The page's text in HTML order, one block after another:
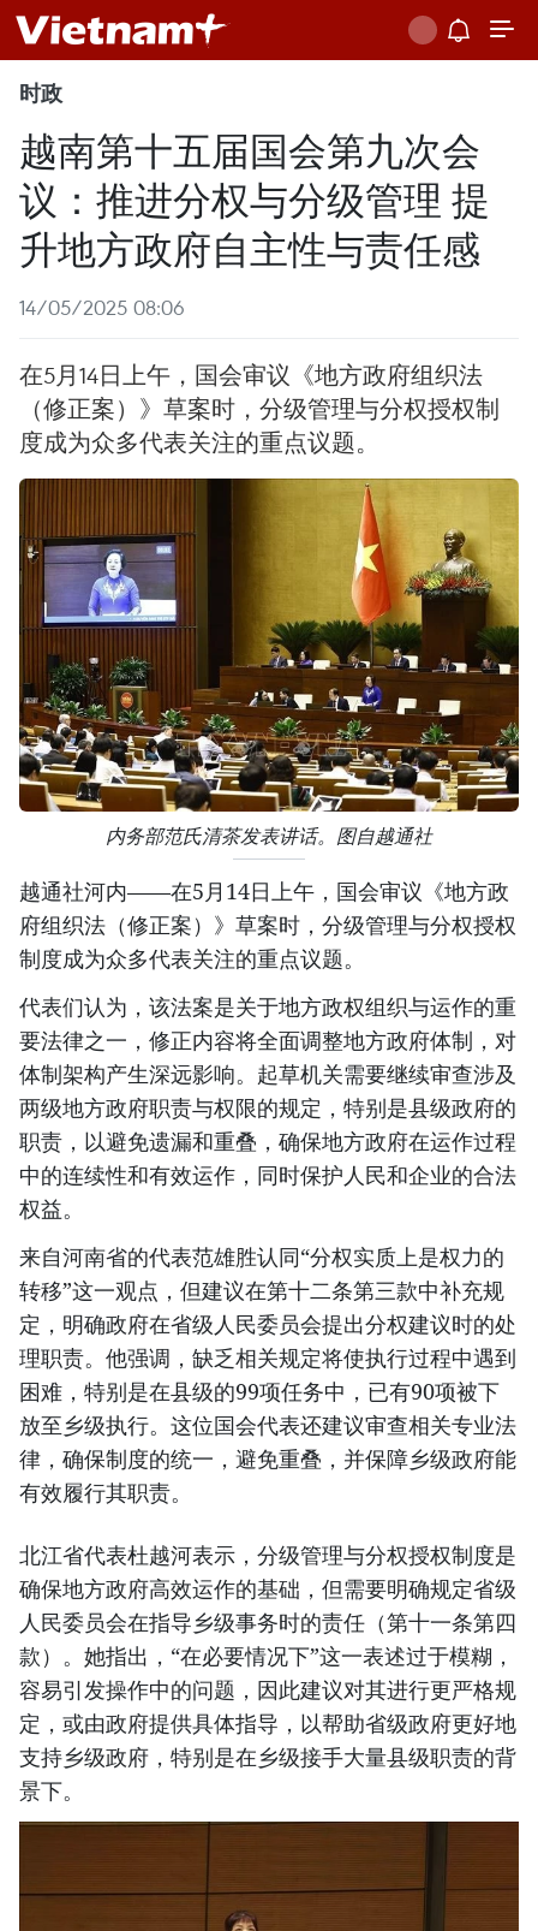
时政
越南第十五届国会第九次会
议：推进分权与分级管理 提
升地方政府自主性与责任感
14/05/2025 08:06
在5月14日上午，国会审议《地方政府组织法
（修正案）》草案时，分级管理与分权授权制
度成为众多代表关注的重点议题。
内务部范氏清茶发表讲话。图自越通社
越通社河内——在5月14日上午，国会审议《地方政
府组织法（修正案）》草案时，分级管理与分权授权
制度成为众多代表关注的重点议题。
代表们认为，该法案是关于地方政权组织与运作的重
要法律之一，修正内容将全面调整地方政府体制，对
体制架构产生深远影响。起草机关需要继续审查涉及
两级地方政府职责与权限的规定，特别是县级政府的
职责，以避免遗漏和重叠，确保地方政府在运作过程
中的连续性和有效运作，同时保护人民和企业的合法
权益。
来自河南省的代表范雄胜认同“分权实质上是权力的
转移”这一观点，但建议在第十二条第三款中补充规
定，明确政府在省级人民委员会提出分权建议时的处
理职责。他强调，缺乏相关规定将使执行过程中遇到
困难，特别是在县级的99项任务中，已有90项被下
放至乡级执行。这位国会代表还建议审查相关专业法
律，确保制度的统一，避免重叠，并保障乡级政府能
有效履行其职责。
北江省代表杜越河表示，分级管理与分权授权制度是
确保地方政府高效运作的基础，但需要明确规定省级
人民委员会在指导乡级事务时的责任（第十一条第四
款）。她指出，“在必要情况下”这一表述过于模糊，
容易引发操作中的问题，因此建议对其进行更严格规
定，或由政府提供具体指导，以帮助省级政府更好地
支持乡级政府，特别是在乡级接手大量县级职责的背
景下。